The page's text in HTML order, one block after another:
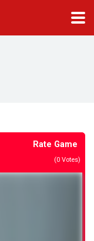
Rate Game
(0 Votes)